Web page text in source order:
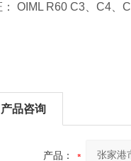
： OIML R60 C3、C4、
产品咨询
产品：